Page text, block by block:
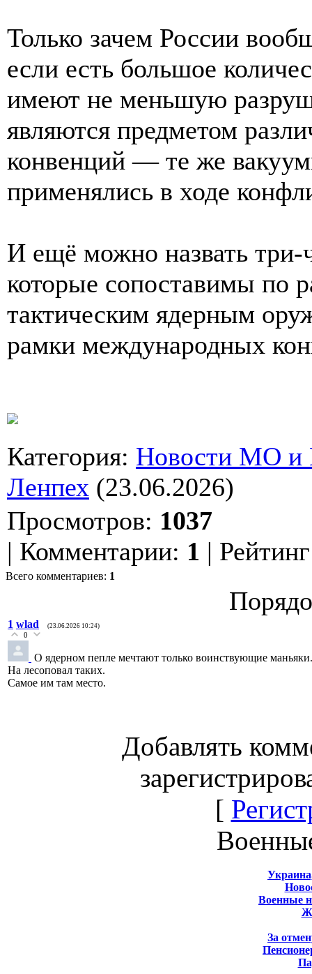
Только зачем России
если есть большое
имеют не меньшую
являются предметом
конвенций — те же
применялись в ходе
И ещё можно назвать
которые сопоставимы по
тактическим ядерным
рамки международных
Категория: Новости МО
Ленпех (23.06.2026)
Просмотров: 1037
| Комментарии: 1 | Рейтинг
Всего комментариев: 1
1 wlad (23.06.2026 10:24)
0
О ядерном пепле мечтают только воинствующие маньяки.
На лесоповал таких.
Самое им там место.
Добавлять
[
Военные
За